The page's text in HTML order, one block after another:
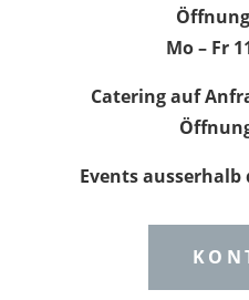
Mo – Fr
Catering auf
Events